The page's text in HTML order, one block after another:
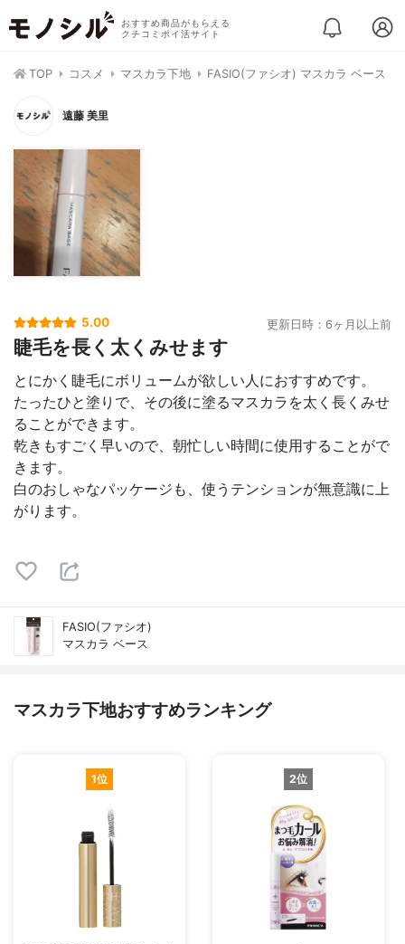
おすすめ商品がもらえる
クチコミポイ活サイト
TOP コスメ マスカラ下地 FASIO(ファシオ) マスカラ ベース
遠藤 美里
5.00 更新日時：6ヶ月以上前
睫毛を長く太くみせます
とにかく睫毛にボリュームが欲しい人におすすめです。
たったひと塗りで、その後に塗るマスカラを太く長くみせ
ることができます。
乾きもすごく早いので、朝忙しい時間に使用することがで
きます。
白のおしゃなパッケージも、使うテンションが無意識に上
がります。
FASIO(ファシオ)
マスカラ ベース
マスカラ下地おすすめランキング
1位 2位